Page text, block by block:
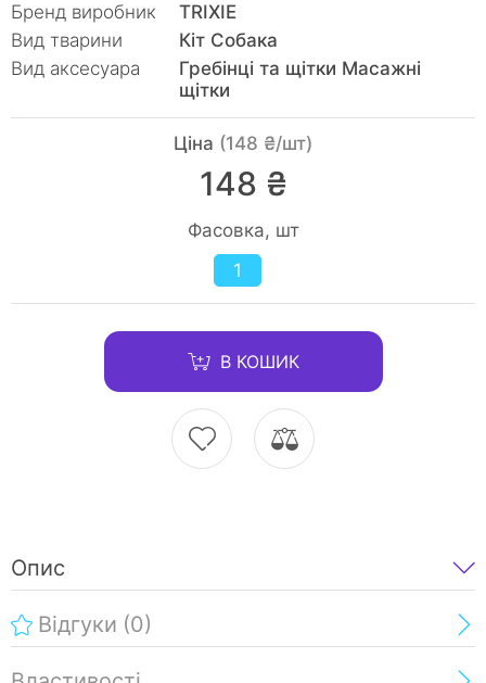
Бренд виробник
TRIXIE
Вид тварини
Кiт Собака
Вид аксесуара
Гребінці та щітки Масажні
щітки
Ціна (148 ₴/шт)
148 ₴
Фасовка, шт
1
В КОШИК
Опис
Відгуки (0)